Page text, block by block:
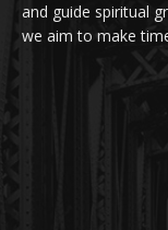
and guide spiritual
we aim to make